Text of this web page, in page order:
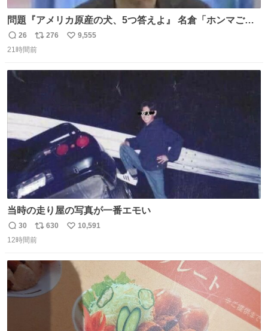
問題『アメリカ原産の犬、5つ答えよ』 名倉「ホンマごめ
ん。 日本」
返
信
26
リ
ポ
276
い
9,555
21時間前
当時の走り屋の写真が一番エモい
返
信
30
リ
ポ
数
630
い
数
10,591
12時間前